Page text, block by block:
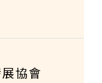
協會